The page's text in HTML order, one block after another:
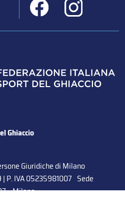
Ghiaccio
Giuridiche di Milano
| P. IVA 05235981007 Sede
– Milano